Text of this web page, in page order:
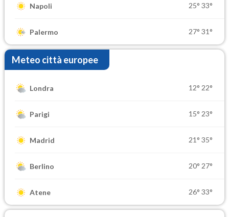
Napoli 25° 33°
Palermo 27° 31°
Meteo città europee
Londra 12° 22°
Parigi 15° 23°
Madrid 21° 35°
Berlino 20° 27°
Atene 26° 33°